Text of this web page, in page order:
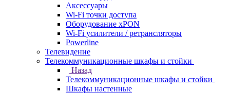
Аксессуары
Wi-Fi точки доступа
Оборудование хPON
Wi-Fi усилители / ретрансляторы
Powerline
Телевидение
Телекоммуникационные шкафы и стойки
Назад
Телекоммуникационные шкафы и стойки
Шкафы настенные